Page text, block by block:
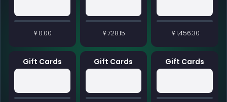
￥0.00 ￥728.15 ￥1,456.30
Gift Cards Gift Cards Gift Cards